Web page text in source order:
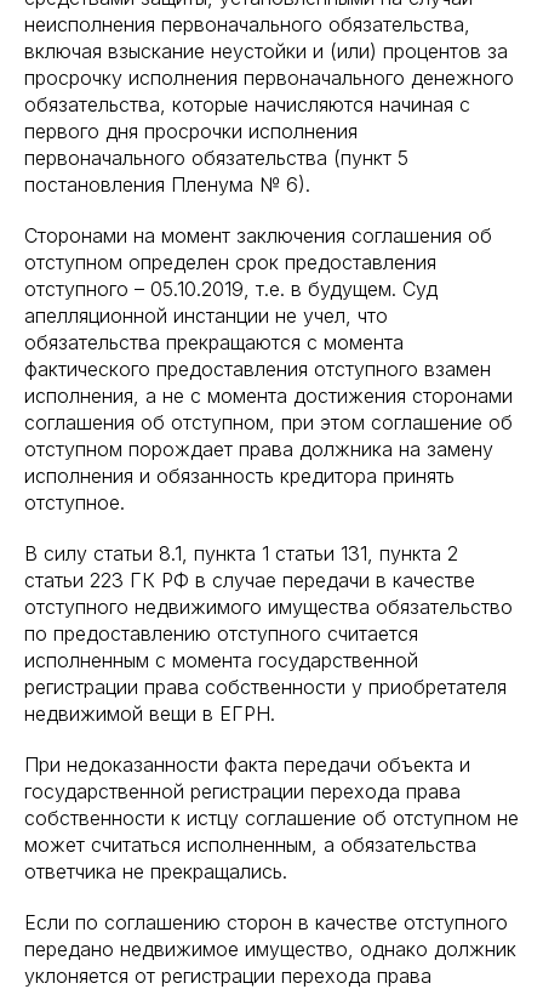
неисполнения первоначального обязательства,
включая взыскание неустойки и (или) процентов за
просрочку исполнения первоначального денежного
обязательства, которые начисляются начиная с
первого дня просрочки исполнения
первоначального обязательства (пункт 5
постановления Пленума № 6).
Сторонами на момент заключения соглашения об
отступном определен срок предоставления
отступного – 05.10.2019, т.е. в будущем. Суд
апелляционной инстанции не учел, что
обязательства прекращаются с момента
фактического предоставления отступного взамен
исполнения, а не с момента достижения сторонами
соглашения об отступном, при этом соглашение об
отступном порождает права должника на замену
исполнения и обязанность кредитора принять
отступное.
В силу статьи 8.1, пункта 1 статьи 131, пункта 2
статьи 223 ГК РФ в случае передачи в качестве
отступного недвижимого имущества обязательство
по предоставлению отступного считается
исполненным с момента государственной
регистрации права собственности у приобретателя
недвижимой вещи в ЕГРН.
При недоказанности факта передачи объекта и
государственной регистрации перехода права
собственности к истцу соглашение об отступном не
может считаться исполненным, а обязательства
ответчика не прекращались.
Если по соглашению сторон в качестве отступного
передано недвижимое имущество, однако должник
уклоняется от регистрации перехода права